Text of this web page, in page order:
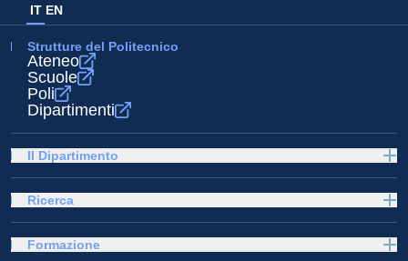
IT EN
Strutture del Politecnico
Ateneo
Scuole
Poli
Dipartimenti
Il Dipartimento
Ricerca
Formazione